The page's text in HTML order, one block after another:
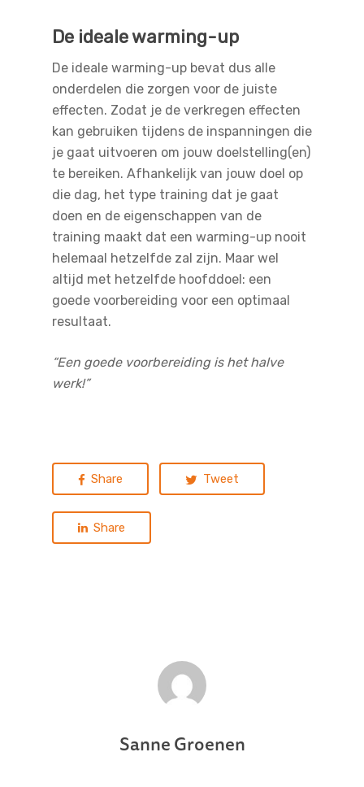
De ideale warming-up
De ideale warming-up bevat dus alle
onderdelen die zorgen voor de juiste
effecten. Zodat je de verkregen effecten
kan gebruiken tijdens de inspanningen die
je gaat uitvoeren om jouw doelstelling(en)
te bereiken. Afhankelijk van jouw doel op
die dag, het type training dat je gaat
doen en de eigenschappen van de
training maakt dat een warming-up nooit
helemaal hetzelfde zal zijn. Maar wel
altijd met hetzelfde hoofddoel: een
goede voorbereiding voor een optimaal
resultaat.
“Een goede voorbereiding is het halve
werk!”
Share Tweet
Share
Sanne Groenen